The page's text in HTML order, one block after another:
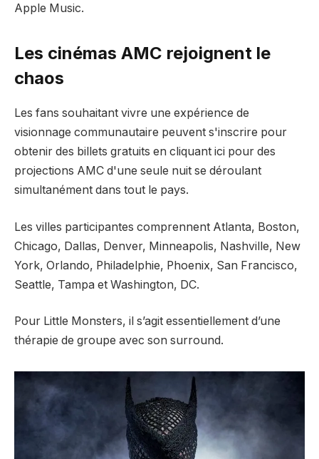
Apple Music.
Les cinémas AMC rejoignent le
chaos
Les fans souhaitant vivre une expérience de
visionnage communautaire peuvent s'inscrire pour
obtenir des billets gratuits en cliquant ici pour des
projections AMC d'une seule nuit se déroulant
simultanément dans tout le pays.
Les villes participantes comprennent Atlanta, Boston,
Chicago, Dallas, Denver, Minneapolis, Nashville, New
York, Orlando, Philadelphie, Phoenix, San Francisco,
Seattle, Tampa et Washington, DC.
Pour Little Monsters, il s’agit essentiellement d’une
thérapie de groupe avec son surround.